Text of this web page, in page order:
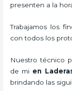
presenten a la
Trabajamos los
con todos los
Nuestro técnico
de mi en
brindando las